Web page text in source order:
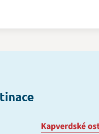
Kapverdské